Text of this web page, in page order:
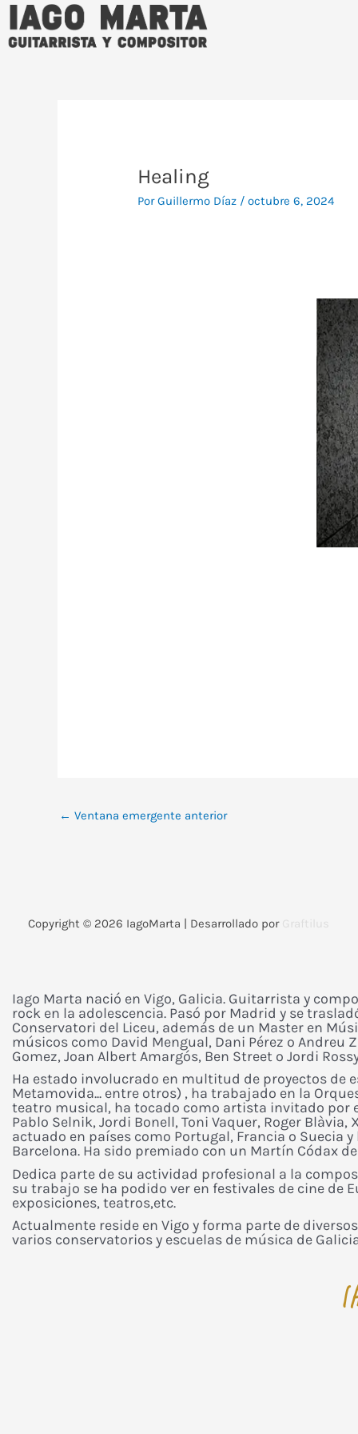
contenido
Healing
PorGuillermo Díaz /octubre 6, 2024
← Ventana emergente anterior
Copyright © 2026 IagoMarta | Desarrollado por Graftilus
Iago Marta nació en Vigo, Galicia. Guitarrista y
rock en la adolescencia. Pasó por Madrid y se
Conservatori del Liceu, además de un Master en
músicos como David Mengual, Dani Pérez o Andreu
Gomez, Joan Albert Amargós, Ben Street o Jordi
Ha estado involucrado en multitud de proyectos de
Metamovida... entre otros) , ha trabajado en la
teatro musical, ha tocado como artista invitado por
Pablo Selnik, Jordi Bonell, Toni Vaquer, Roger
actuado en países como Portugal, Francia o Suecia
Barcelona. Ha sido premiado con un Martín Códax
Dedica parte de su actividad profesional a la
su trabajo se ha podido ver en festivales de cine de
exposiciones, teatros,etc.
Actualmente reside en Vigo y forma parte de
varios conservatorios y escuelas de música de